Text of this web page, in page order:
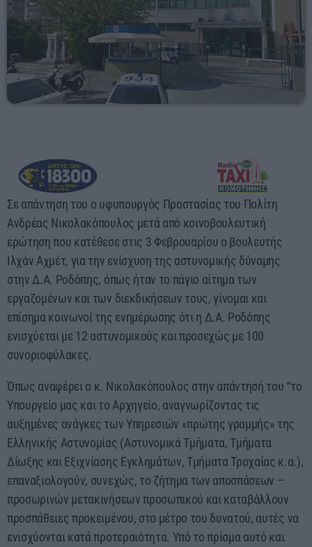
00:00 - 03:00
Σε απάντηση του ο υφυπουργός Προστασίας του Πολίτη
Ανδρέας Νικολακόπουλος μετά από κοινοβουλευτική
ερώτηση που κατέθεσε στις 3 Φεβρουαρίου ο βουλευτής
Ιλχάν Αχμέτ, για την ενίσχυση της αστυνομικής δύναμης
στην Δ.Α. Ροδόπης, όπως ήταν το πάγιο αίτημα των
εργαζομένων και των διεκδικήσεων τους, γίνομαι και
επίσημα κοινωνοί της ενημέρωσης ότι η Δ.Α. Ροδόπης
ενισχύεται με 12 αστυνομικούς και προσεχώς με 100
συνοριοφύλακες.
Όπως αναφέρει ο κ. Νικολακόπουλος στην απάντησή του “το
Υπουργείο μας και το Αρχηγείο, αναγνωρίζοντας τις
αυξημένες ανάγκες των Υπηρεσιών «πρώτης γραμμής» της
Ελληνικής Αστυνομίας (Αστυνομικά Τμήματα, Τμήματα
Δίωξης και Εξιχνίασης Εγκλημάτων, Τμήματα Τροχαίας κ.α.),
επαναξιολογούν, συνεχώς, το ζήτημα των αποσπάσεων –
προσωρινών μετακινήσεων προσωπικού και καταβάλλουν
προσπάθειες προκειμένου, στο μέτρο του δυνατού, αυτές να
ενισχύονται κατά προτεραιότητα. Υπό το πρίσμα αυτό και